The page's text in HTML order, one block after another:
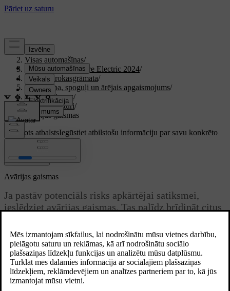
Atbalsts
Visas automašīnas/
XC40 Recharge Pure Electric 2024/
Lietotāja rokasgrāmata/
Redzamība, spoguļi un ārējais apgaismojums/
Ārējās gaismas/
Gaitas lukturi/
Avārijas gaismas
Pielāgots atbalstsIegūstiet atbilstošu informāciju par savu konkrēto
automašīnu.
Pierakstīties
Atjaunināts 15.02.2025
Avārijas gaismas
Ja pastāv potenciāls risks apkārtējai satiksmei,
ieslēdziet avārijas gaismas. Tas palīdz brīdināt citus